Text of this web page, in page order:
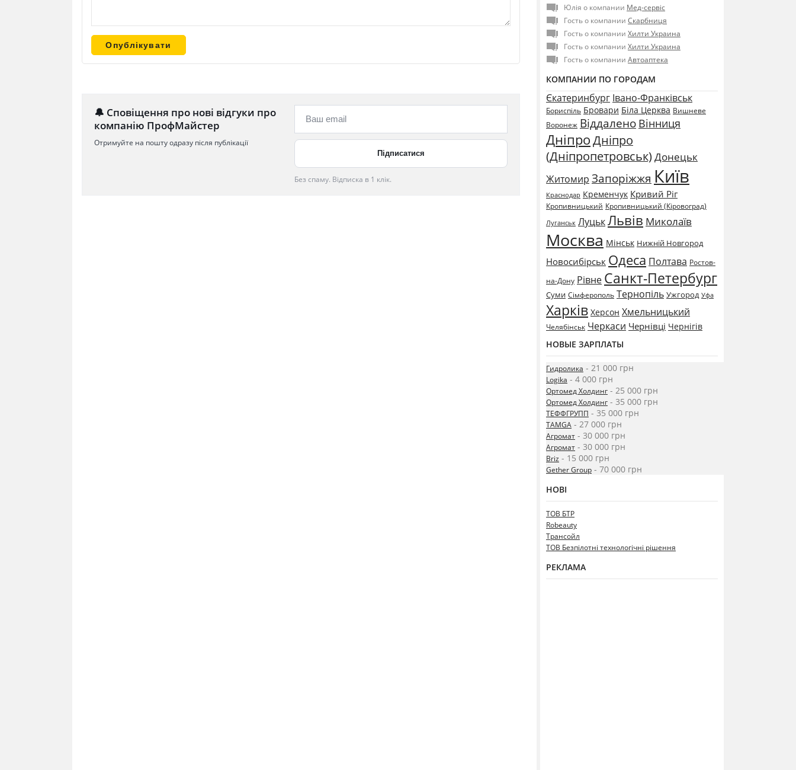
🔔 Сповіщення про нові відгуки про
компанію ПрофМайстер
Отримуйте на пошту одразу після публікації
Без спаму. Відписка в 1 клік.
Юлія о компании Мед-сервіс
Гость о компании Скарбниця
Гость о компании Хилти Украина
Гость о компании Хилти Украина
Гость о компании Автоаптека
КОМПАНИИ ПО ГОРОДАМ
Єкатеринбург Івано-Франківськ
Бориспіль Бровари Біла Церква Вишневе
Воронеж Віддалено Вінниця
ДніпроДніпро
(Дніпропетровськ) Донецьк
Житомир Запоріжжя Київ
Краснодар Кременчук Кривий Ріг
Кропивницький Кропивницький (Кіровоград)
Луганськ ЛуцькЛьвів Миколаїв
Москва Мінськ Нижній Новгород
Новосибірськ Одеса Полтава Ростов-
на-Дону Рівне Санкт-Петербург
Суми Сімферополь Тернопіль Ужгород Уфа
Харків Херсон Хмельницький
Челябінськ Черкаси Чернівці Чернігів
НОВЫЕ ЗАРПЛАТЫ
Гидролика - 21 000 грн
Logika - 4 000 грн
Ортомед Холдинг - 25 000 грн
Ортомед Холдинг - 35 000 грн
ТЕФФГРУПП - 35 000 грн
TAMGA - 27 000 грн
Агромат - 30 000 грн
Агромат - 30 000 грн
Briz - 15 000 грн
Gether Group - 70 000 грн
НОВІ
ТОВ БТР
Robeauty
Трансойл
ТОВ Безпілотні технологічні рішення
РЕКЛАМА